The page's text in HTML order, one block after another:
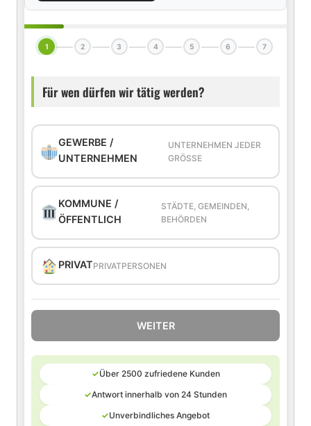
1 2 3 4 5 6 7
Für wen dürfen wir tätig werden?
GEWERBE /
UNTERNEHMEN
UNTERNEHMEN JEDER
GRÖSSE
KOMMUNE /
ÖFFENTLICH
STÄDTE, GEMEINDEN,
BEHÖRDEN
PRIVATPRIVATPERSONEN
WEITER
✓Über 2500 zufriedene Kunden
✓Antwort innerhalb von 24 Stunden
✓Unverbindliches Angebot